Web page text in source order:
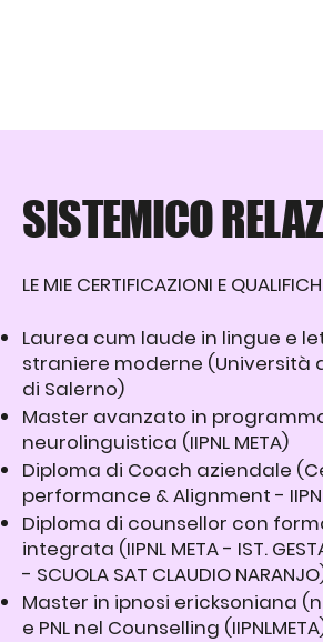
SISTEMICO
LE MIE CERTIFICAZIONI E
Laurea cum laude in lingue e
straniere moderne (Università
di Salerno)
Master avanzato in
neurolinguistica (IIPNL META)
Diploma di Coach aziendale
performance & Alignment -
Diploma di counsellor con
integrata (IIPNL META - IST.
- SCUOLA SAT CLAUDIO
Master in ipnosi ericksoniana
e PNL nel Counselling